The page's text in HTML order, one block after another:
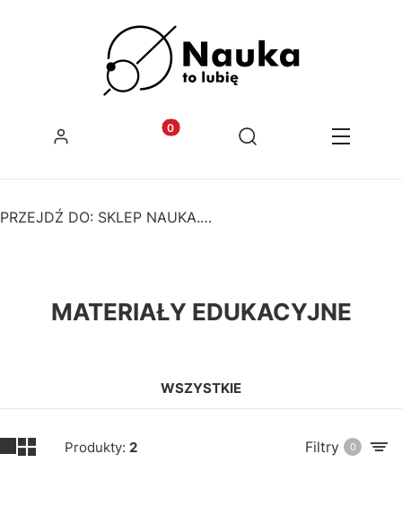
Zaloguj się Produkty w koszyku: 0. Zobacz
Koszyk Otwórz wyszukiwarkę
Szukaj Menu
PRZEJDŹ DO: SKLEP NAUKA. TO LUBIĘ
MATERIAŁY EDUKACYJNE
WSZYSTKIE
Produkty: 2 Filtry 0